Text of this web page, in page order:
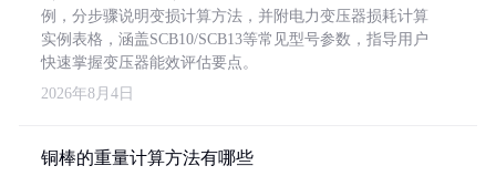
例，分步骤说明变损计算方法，并附电力变压器损耗计算
实例表格，涵盖SCB10/SCB13等常见型号参数，指导用户
快速掌握变压器能效评估要点。
2026年8月4日
铜棒的重量计算方法有哪些